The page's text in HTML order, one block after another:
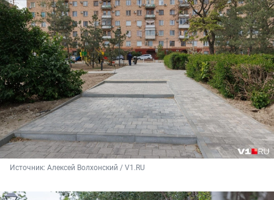
Источник: Алексей Волхонский / V1.RU